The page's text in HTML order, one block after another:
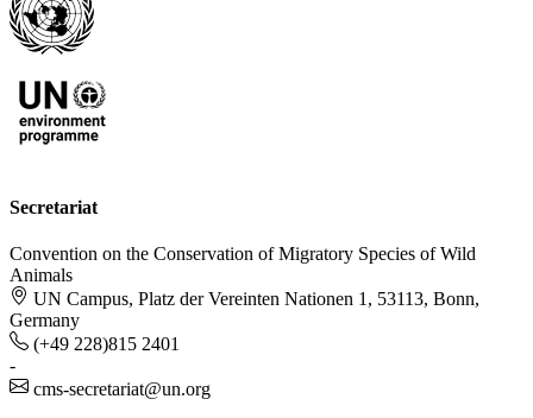
Secretariat
Convention on the Conservation of Migratory Species of Wild
Animals
UN Campus, Platz der Vereinten Nationen 1, 53113, Bonn,
Germany
(+49 228)815 2401
-
cms-secretariat@un.org